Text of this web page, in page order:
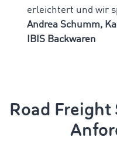
erleichtert und wir
Andrea Schumm,
IBIS Backwaren
Road